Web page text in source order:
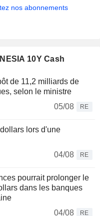
nos abonnements
10Y Cash
de 11,2 milliards de
selon le ministre
05/08
RE
lors d'une
04/08
RE
pourrait prolonger le
dans les banques
04/08
RE